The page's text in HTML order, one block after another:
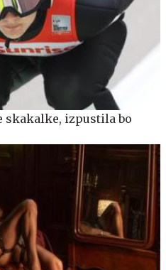
skakalke, izpustila bo